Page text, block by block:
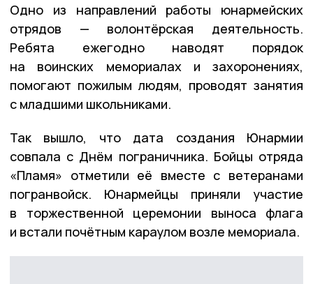
Одно из направлений работы юнармейских
отрядов — волонтёрская деятельность.
Ребята ежегодно наводят порядок
на воинских мемориалах и захоронениях,
помогают пожилым людям, проводят занятия
с младшими школьниками.
Так вышло, что дата создания Юнармии
совпала с Днём пограничника. Бойцы отряда
«Пламя» отметили её вместе с ветеранами
погранвойск. Юнармейцы приняли участие
в торжественной церемонии выноса флага
и встали почётным караулом возле мемориала.